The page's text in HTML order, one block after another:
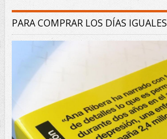
PARA COMPRAR LOS DÍAS IGUALES